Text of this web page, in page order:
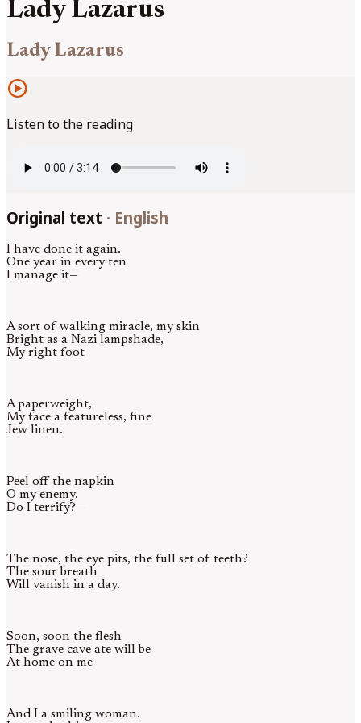
Lady Lazarus
Lady Lazarus
play_circle
Listen to the reading
Original text · English
I have done it again.
One year in every ten
I manage it—
A sort of walking miracle, my skin
Bright as a Nazi lampshade,
My right foot
A paperweight,
My face a featureless, fine
Jew linen.
Peel off the napkin
O my enemy.
Do I terrify?—
The nose, the eye pits, the full set of teeth?
The sour breath
Will vanish in a day.
Soon, soon the flesh
The grave cave ate will be
At home on me
And I a smiling woman.